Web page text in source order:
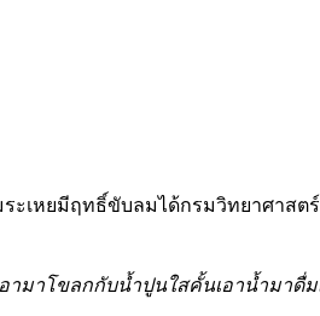
ะเหยมีฤทธิ์ขับลมได้กรมวิทยาศาสต
ามาโขลกกับน้ำปูนใสคั้นเอาน้ำมาดื่